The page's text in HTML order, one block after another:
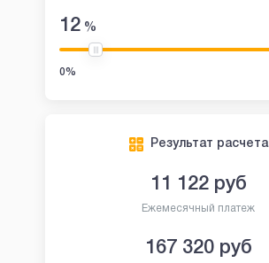
12%
0%
Результат расчета
11 122руб
Ежемесячный платеж
167 320руб